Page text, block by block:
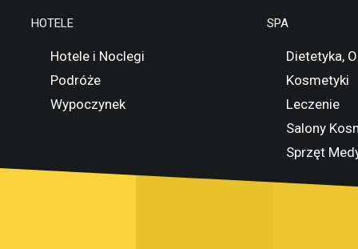
HOTELE
Hotele i Noclegi
Podróże
Wypoczynek
SPA
Dietetyka,
Kosmetyki
Leczenie
Salony
Sprzęt